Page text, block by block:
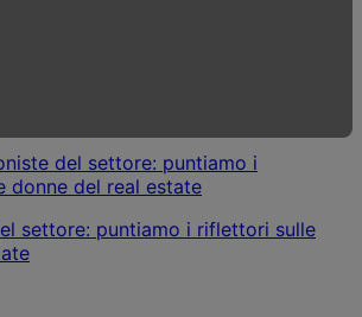
settore: puntiamo i riflettori sulle